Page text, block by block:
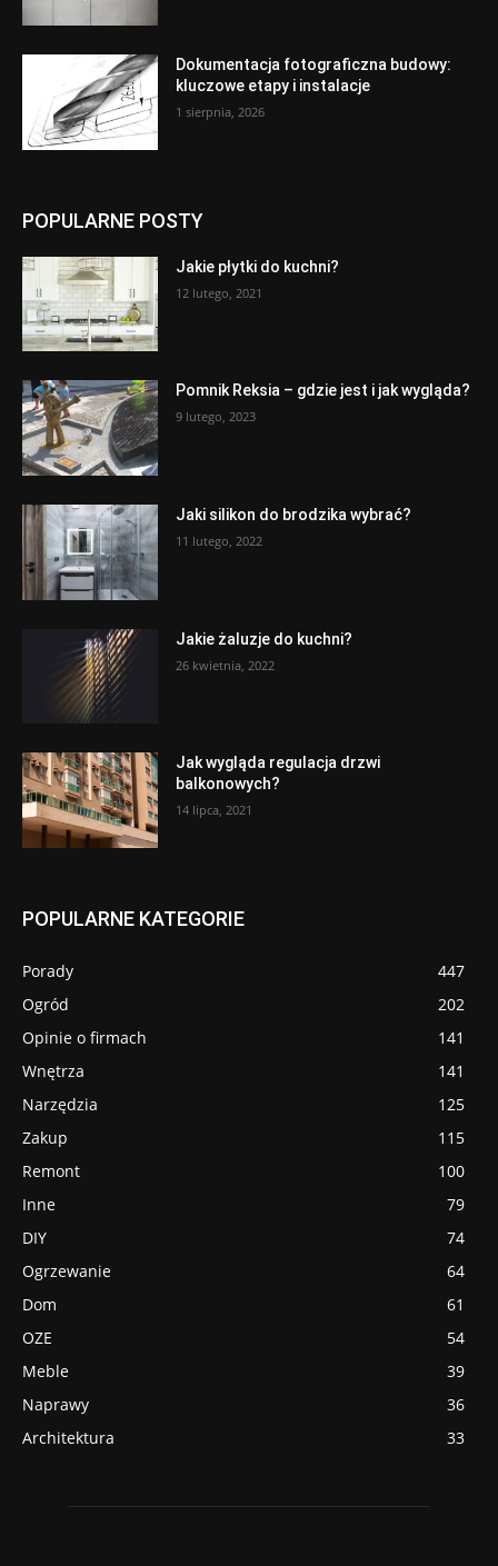
Dokumentacja fotograficzna budowy:
kluczowe etapy i instalacje
1 sierpnia, 2026
POPULARNE POSTY
Jakie płytki do kuchni?
12 lutego, 2021
Pomnik Reksia – gdzie jest i jak wygląda?
9 lutego, 2023
Jaki silikon do brodzika wybrać?
11 lutego, 2022
Jakie żaluzje do kuchni?
26 kwietnia, 2022
Jak wygląda regulacja drzwi
balkonowych?
14 lipca, 2021
POPULARNE KATEGORIE
Porady
447
Ogród
202
Opinie o firmach
141
Wnętrza
141
Narzędzia
125
Zakup
115
Remont
100
Inne
79
DIY
74
Ogrzewanie
64
Dom
61
OZE
54
Meble
39
Naprawy
36
Architektura
33